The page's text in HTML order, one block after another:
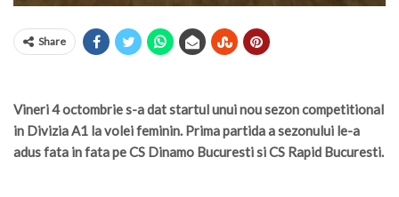
Share
Vineri 4 octombrie s-a dat startul unui nou sezon competitional
in Divizia A1 la volei feminin. Prima partida a sezonului le-a
adus fata in fata pe CS Dinamo Bucuresti si CS Rapid Bucuresti.